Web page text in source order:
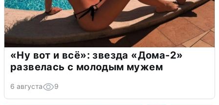
«Ну вот и всё»: звезда «Дома-2»
развелась с молодым мужем
6 августа 9